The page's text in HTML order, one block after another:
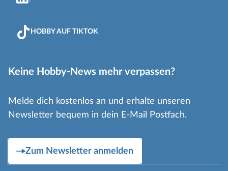
HOBBY AUF TIKTOK
Keine Hobby-News mehr verpassen?
Melde dich kostenlos an und erhalte unseren
Newsletter bequem in dein E-Mail Postfach.
Zum Newsletter anmelden